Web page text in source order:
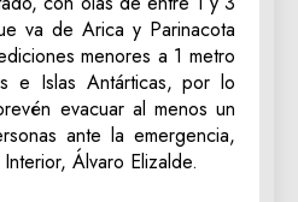
va de Arica y Parinacota
menores a 1 metro
e Islas Antárticas, por lo
evacuar al menos un
ante la emergencia,
Álvaro Elizalde.